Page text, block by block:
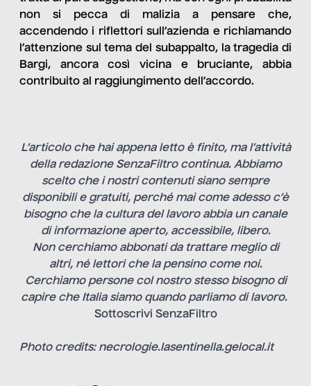
non si pecca di malizia a pensare che,
accendendo i riflettori sull’azienda e richiamando
l’attenzione sul tema del subappalto, la tragedia di
Bargi, ancora così vicina e bruciante, abbia
contribuito al raggiungimento dell’accordo.
L’articolo che hai appena letto è finito, ma l’attività
della redazione SenzaFiltro continua. Abbiamo
scelto che i nostri contenuti siano sempre
disponibili e gratuiti, perché mai come adesso c’è
bisogno che la cultura del lavoro abbia un canale
di informazione aperto, accessibile, libero.
Non cerchiamo abbonati da trattare meglio di
altri, né lettori che la pensino come noi.
Cerchiamo persone col nostro stesso bisogno di
capire che Italia siamo quando parliamo di lavoro.
Sottoscrivi SenzaFiltro
Photo credits: necrologie.lasentinella.gelocal.it